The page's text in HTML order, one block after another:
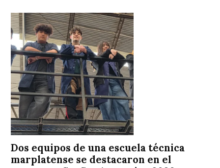
Dos equipos de una escuela técnica
marplatense se destacaron en el